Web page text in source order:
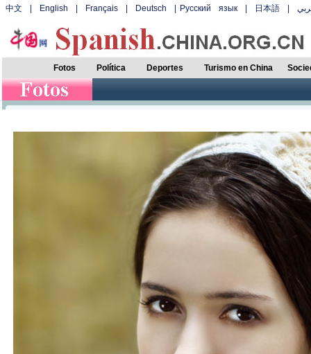
中文 English Français Deutsch Русский язык 日本語
Fotos Política Deportes Turismo en China